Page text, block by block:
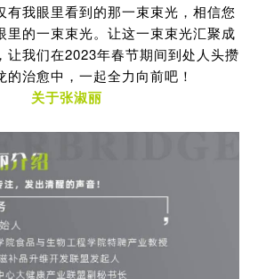
有我眼里看到的那一束束光，相信您
里的一束束光。让这一束束光汇聚成
让我们在2023年春节期间到处人头攒
治愈中，一起全力向前吧！
关于张淑丽